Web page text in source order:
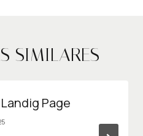
SIMILARES
Page